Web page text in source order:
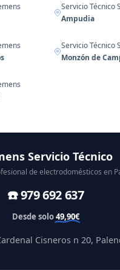
Servicio Técnico
Ampudia
Servicio Técnico
Monzón de
Servicio Técnico
de electrodomésticos en
☎️ 979 692 637
Desde solo49,90€
Cisneros n 20,